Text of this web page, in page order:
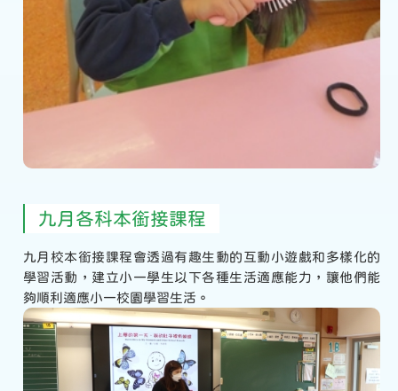
九月各科本銜接課程
九月校本銜接課程會透過有趣生動的互動小遊戲和多樣化的
學習活動，建立小一學生以下各種生活適應能力，讓他們能
夠順利適應小一校園學習生活。